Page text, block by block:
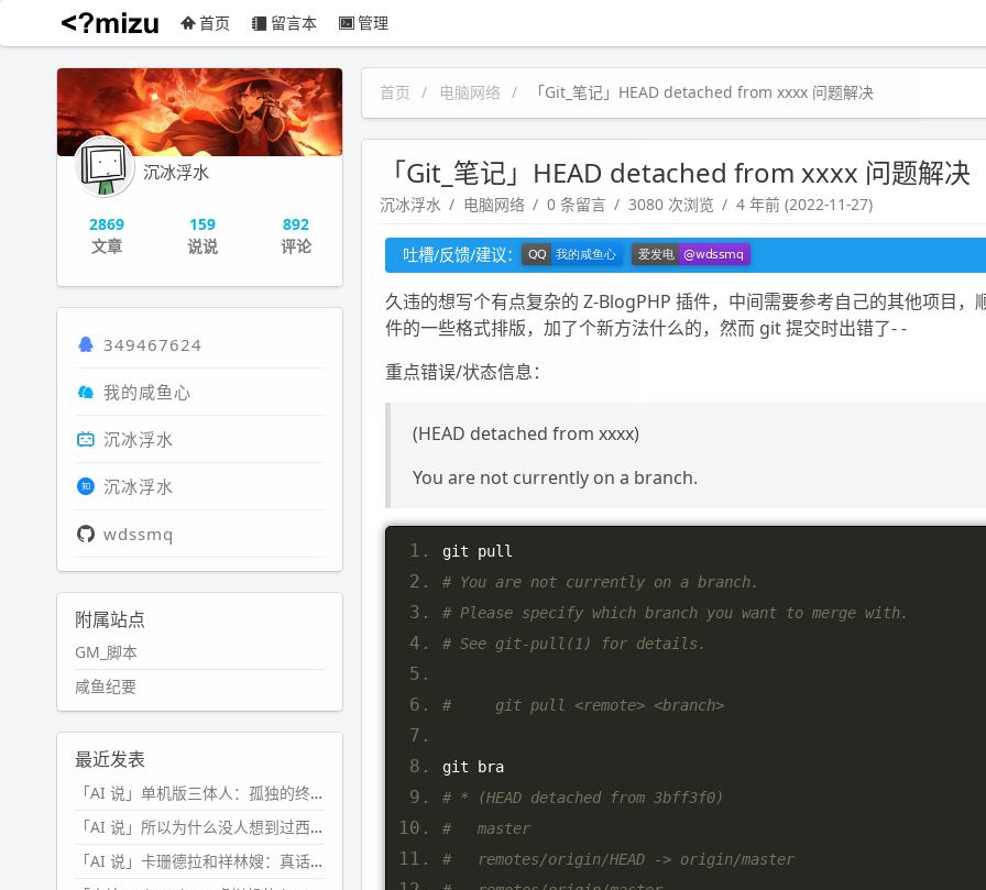
沉冰浮水 首页 留言本 管理
首页 电脑网络 「Git_笔记」HEAD detached from xxxx 问题解决
「Git_笔记」HEAD detached from xxxx 问题解决
沉冰浮水 电脑网络 0 条留言 3080 次浏览 4 年前 (2022-11-27)
吐槽/反馈/建议：
久违的想写个有点复杂的 Z-BlogPHP 插件，中间需要参考自己的其他项目，
件的一些格式排版，加了个新方法什么的，然而 git 提交时出错了- -
重点错误/状态信息：
(HEAD detached from xxxx)
You are not currently on a branch.
git pull
# You are not currently on a branch.
# Please specify which branch you want to merge with.
# See git-pull(1) for details.
#     git pull <remote> <branch>
git bra
# * (HEAD detached from 3bff3f0)
#   master
#   remotes/origin/HEAD -> origin/master
沉冰浮水
2869
文章
159
说说
892
评论
349467624
我的咸鱼心
沉冰浮水
沉冰浮水
wdssmq
附属站点
GM_脚本
咸鱼纪要
最近发表
「AI 说」单机版三体人：孤独的终极形态
「AI 说」所以为什么没人想到过西西弗斯的膝盖状态？
「AI 说」卡珊德拉和祥林嫂：真话者的悲剧